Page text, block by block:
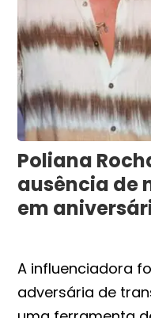
Poliana
ausência de
em
A influenciadora
adversária de